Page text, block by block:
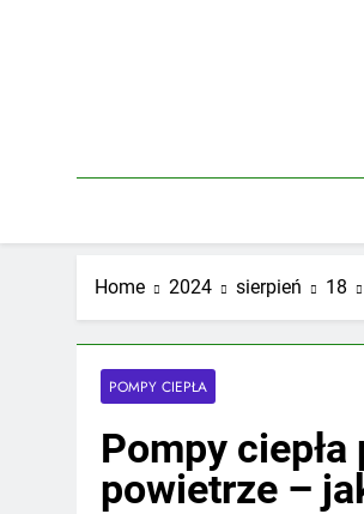
Home 2024 sierpień 18
POMPY CIEPŁA
Pompy
powietrze –